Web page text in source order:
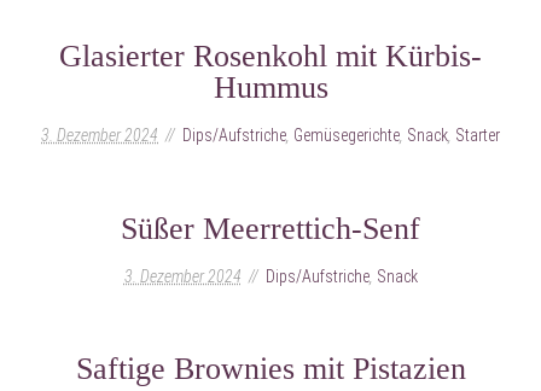
Glasierter Rosenkohl mit Kürbis-
Hummus
3. Dezember 2024 Dips/Aufstriche Gemüsegerichte Snack Starter
Süßer Meerrettich-Senf
3. Dezember 2024 Dips/Aufstriche, Snack
Saftige Brownies mit Pistazien